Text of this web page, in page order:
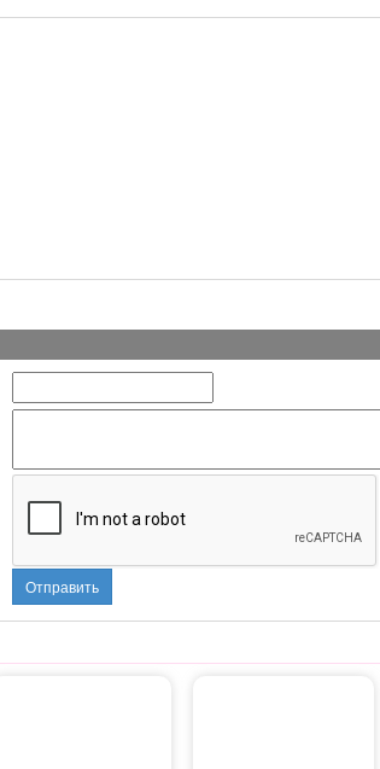
Отправить